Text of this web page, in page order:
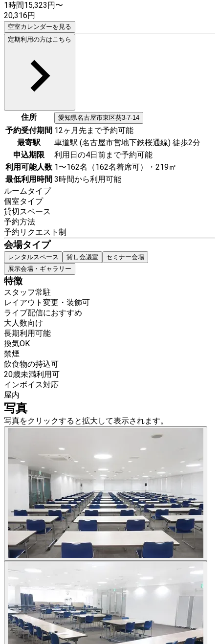
1時間15,323円〜
20,316円
空室カレンダーを見る
定期利用の方はこちら
住所 愛知県名古屋市東区葵3-7-14
予約受付期間 12ヶ月先まで予約可能
最寄駅
車道駅 (名古屋市営地下鉄桜通線) 徒歩2分
申込期限
利用日の4日前まで予約可能
利用可能人数 1〜162名（162名着席可）・219㎡
最低利用時間 3時間から利用可能
ルームタイプ
個室タイプ
貸切スペース
予約方法
予約リクエスト制
会場タイプ
レンタルスペース 貸し会議室
セミナー会場
展示会場・ギャラリー
特徴
スタッフ常駐
レイアウト変更・装飾可
ライブ配信におすすめ
大人数向け
長期利用可能
換気OK
禁煙
飲食物の持込可
20歳未満利用可
インボイス対応
屋内
写真
写真をクリックすると拡大して表示されます。